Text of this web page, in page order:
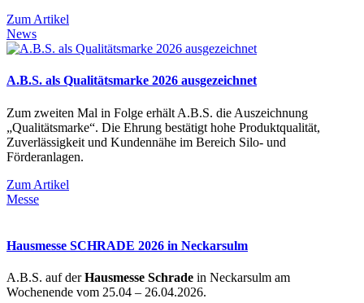
Zum Artikel
News
A.B.S. als Qualitätsmarke 2026 ausgezeichnet
Zum zweiten Mal in Folge erhält A.B.S. die Auszeichnung
„Qualitätsmarke“. Die Ehrung bestätigt hohe Produktqualität,
Zuverlässigkeit und Kundennähe im Bereich Silo- und
Förderanlagen.
Zum Artikel
Messe
Hausmesse SCHRADE 2026 in Neckarsulm
A.B.S. auf derHausmesse Schrade in Neckarsulm am
Wochenende vom 25.04 – 26.04.2026.